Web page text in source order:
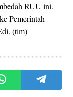
RUU ini.
Pemerintah
(tim)